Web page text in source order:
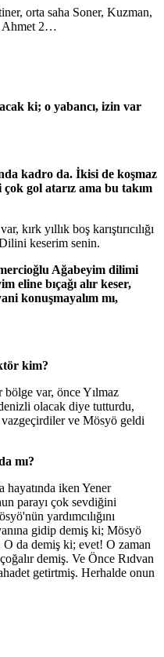
orta saha Soner, Kuzman,
Ahmet 2…
ki; o yabancı, izin var
kadro da. İkisi de koşmaz
gol atarız ama bu takım
kırk yıllık boş karıştırıcılığı
keserim senin.
Ağabeyim dilimi
eline bıçağı alır keser,
konuşmayalım mı,
kim?
bölge var, önce Yılmaz
olacak diye tutturdu,
ve Mösyö geldi
mı?
iken Yener
parayı çok sevdiğini
yardımcılığını
gidip demiş ki; Mösyö
O da demiş ki; evet! O zaman
demiş. Ve Önce Rıdvan
getirtmiş. Herhalde onun